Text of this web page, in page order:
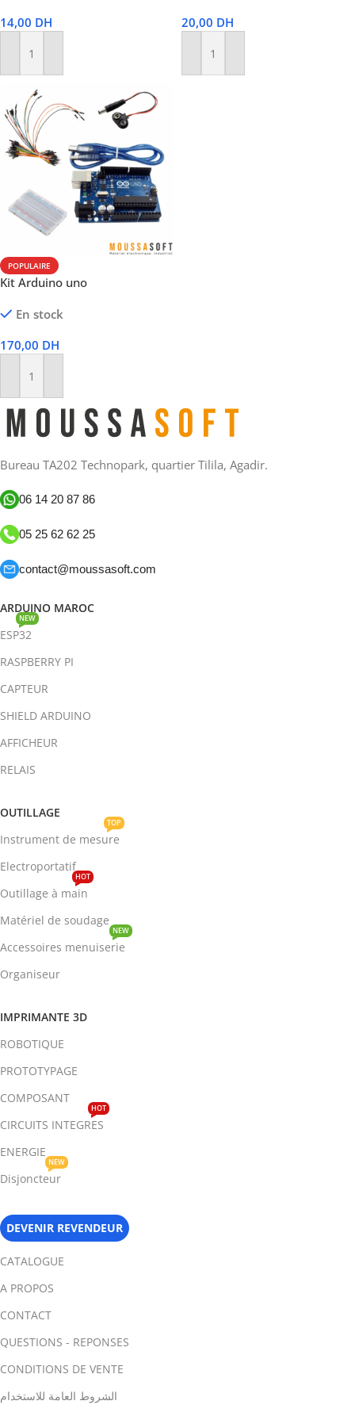
14,00 DH
Ajouter Au Panier
20,00 DH
Ajouter Au Panier
POPULAIRE
Kit Arduino uno
En stock
170,00 DH
Ajouter Au Panier
Bureau TA202 Technopark, quartier Tilila, Agadir.
06 14 20 87 86
05 25 62 62 25
contact@moussasoft.com
ARDUINO MAROC
ESP32
NEW
RASPBERRY PI
CAPTEUR
SHIELD ARDUINO
AFFICHEUR
RELAIS
OUTILLAGE
Instrument de mesure
TOP
Electroportatif
Outillage à main
HOT
Matériel de soudage
Accessoires menuiserie
NEW
Organiseur
IMPRIMANTE 3D
ROBOTIQUE
PROTOTYPAGE
COMPOSANT
CIRCUITS INTEGRES
HOT
ENERGIE
Disjoncteur
NEW
DEVENIR REVENDEUR
CATALOGUE
A PROPOS
CONTACT
QUESTIONS - REPONSES
CONDITIONS DE VENTE
الشروط العامة للاستخدام